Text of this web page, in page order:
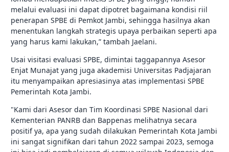
melalui evaluasi ini dapat dipotret bagaimana kondisi riil
penerapan SPBE di Pemkot Jambi, sehingga hasilnya akan
menentukan langkah strategis upaya perbaikan seperti apa
yang harus kami lakukan,” tambah Jaelani.
Usai visitasi evaluasi SPBE, dimintai taggapannya Asesor
Enjat Munajat yang juga akademisi Universitas Padjajaran
itu menyampaikan apresiasinya atas implementasi SPBE
Pemerintah Kota Jambi.
"Kami dari Asesor dan Tim Koordinasi SPBE Nasional dari
Kementerian PANRB dan Bappenas melihatnya secara
positif ya, apa yang sudah dilakukan Pemerintah Kota Jambi
ini sangat signifikan dari tahun 2022 sampai 2023, semoga